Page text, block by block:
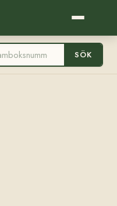
SÖK